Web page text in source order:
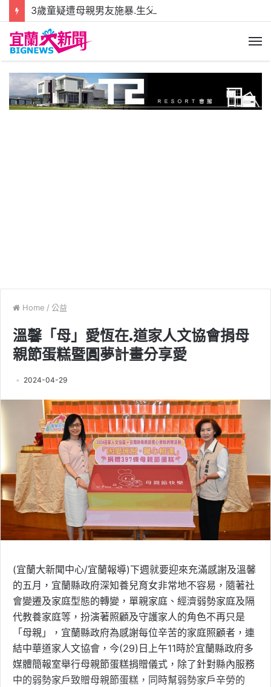
3歲童疑遭母親男友施暴.生父報警驗傷
Home / 公益
溫馨「母」愛恆在.道家人文協會捐母
親節蛋糕暨圓夢計畫分享愛
2024-04-29
(宜蘭大新聞中心/宜蘭報導)下週就要迎來充滿感謝及溫馨
的五月，宜蘭縣政府深知養兒育女非常地不容易，隨著社
會變遷及家庭型態的轉變，單親家庭、經濟弱勢家庭及隔
代教養家庭等，扮演著照顧及守護家人的角色不再只是
「母親」，宜蘭縣政府為感謝每位辛苦的家庭照顧者，連
結中華道家人文協會，今(29)日上午11時於宜蘭縣政府多
媒體簡報室舉行母親節蛋糕捐贈儀式，除了針對縣內服務
中的弱勢家戶致贈母親節蛋糕，同時幫弱勢家戶辛勞的